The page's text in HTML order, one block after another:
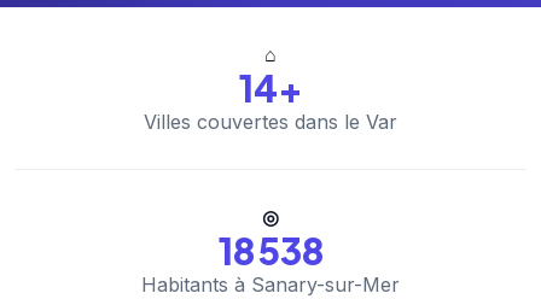
⌂
14+
Villes couvertes dans le Var
◎
18 538
Habitants à Sanary-sur-Mer